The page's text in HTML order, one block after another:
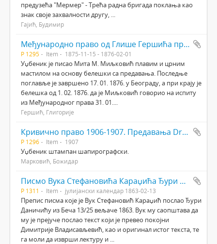
предузећа "Мермер" - Трећа радна бригада поклања као
знак своје захвалности другу, ...
Гајић, Будимир
Међународно право од Глише Гершића професора Велике школе
Р 1295 Item 1875-11-15 - 1876-02-01
Уџбеник је писао Мита М. Миљковић плавим и црним
мастилом на основу белешки са предавања. Последње
поглавље је завршено 17. 01. 1876. у Београду, а при крају је
белешка од 1. 02. 1876. да је Миљковић говорио на испиту
из Међународног права 31. 01....
Гершић, Глигорије
Кривично право 1906-1907. Предавања Dr. Боже Марковића
Р 1296 Item 1907
Уџбеник штампан шапирографски.
Марковић, Божидар
Писмо Вука Стефановића Караџића Ђури Даничићу
Р 1311 Item јулијански календар 1863-02-13
Препис писма које је Вук Стефановић Караџић послао Ђури
Даничићу из Беча 13/25 вељаче 1863. Вук му саопштава да
му је прејуче послао текст који је превео покојни
Димитрије Владисављевић, као и оригинал истог текста, те
га моли да изврши лектуру и ...